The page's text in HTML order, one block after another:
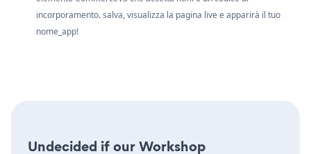
incorporamento. salva, visualizza la pagina live e apparirà il tuo
nome_app!
Undecided if our Workshop